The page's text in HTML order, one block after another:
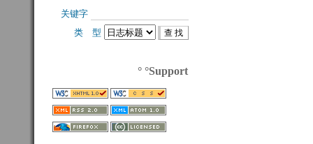
关键字
类 型
° °Support